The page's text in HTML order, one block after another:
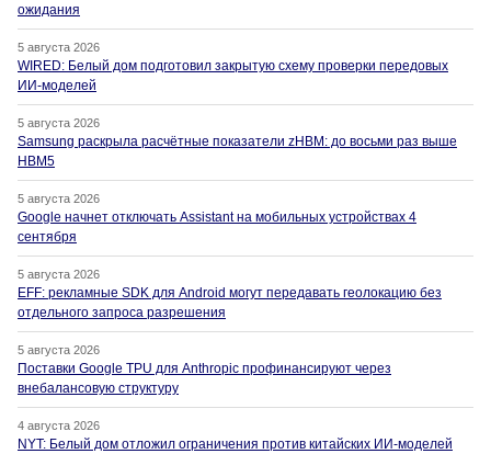
ожидания
5 августа 2026
WIRED: Белый дом подготовил закрытую схему проверки передовых
ИИ-моделей
5 августа 2026
Samsung раскрыла расчётные показатели zHBM: до восьми раз выше
HBM5
5 августа 2026
Google начнет отключать Assistant на мобильных устройствах 4
сентября
5 августа 2026
EFF: рекламные SDK для Android могут передавать геолокацию без
отдельного запроса разрешения
5 августа 2026
Поставки Google TPU для Anthropic профинансируют через
внебалансовую структуру
4 августа 2026
NYT: Белый дом отложил ограничения против китайских ИИ-моделей